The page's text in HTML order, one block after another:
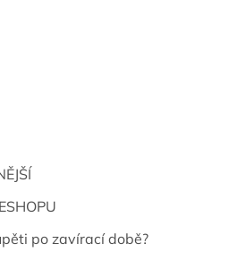
po zavírací době?